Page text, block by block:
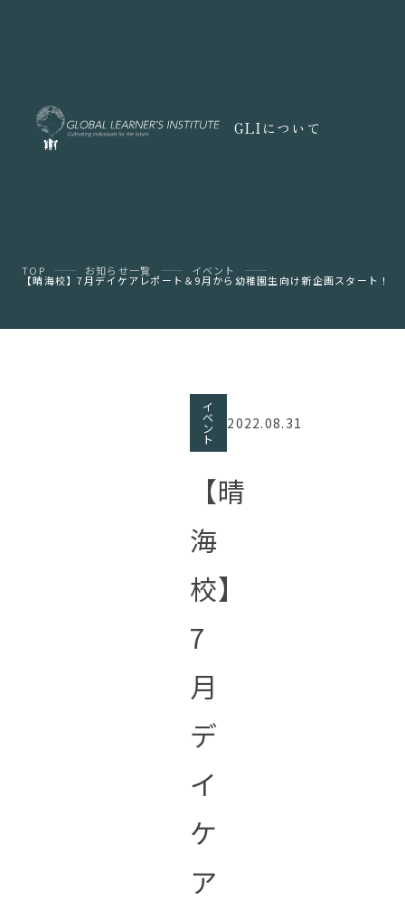
GLIについて
TOP お知らせ一覧 イベント
【晴海校】7月デイケアレポート＆9月から幼稚園生向け新企画スタート！
イ
ベ
ン
ト
2022.08.31
【晴
海
校】
7
月
デ
イ
ケ
ア